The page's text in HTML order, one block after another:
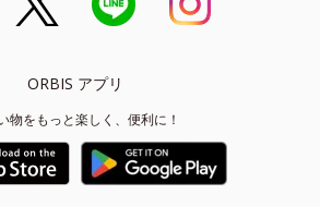
ORBIS アプリ
物をもっと楽しく、便利に！